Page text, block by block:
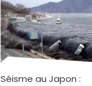
Séisme au Japon :